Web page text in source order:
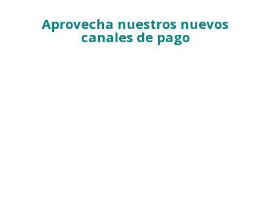
Aprovecha nuestros nuevos
canales de pago